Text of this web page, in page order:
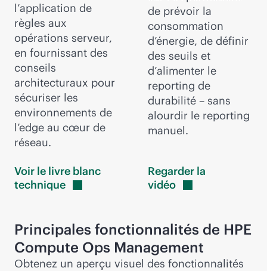
l’application de
règles aux
opérations serveur,
en fournissant des
conseils
architecturaux pour
sécuriser les
environnements de
l’edge au cœur de
réseau.
Voir le livre blanc
technique
de prévoir la
consommation
d’énergie, de définir
des seuils et
d’alimenter le
reporting de
durabilité – sans
alourdir le reporting
manuel.
Regarder la
vidéo
Principales fonctionnalités de HPE
Compute Ops Management
Obtenez un aperçu visuel des fonctionnalités